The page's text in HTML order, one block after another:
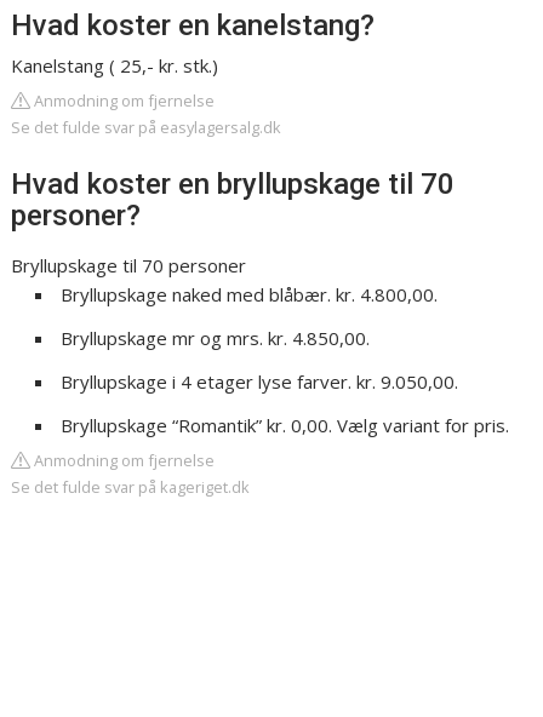
Hvad koster en kanelstang?
Kanelstang ( 25,- kr. stk.)
Anmodning om fjernelse
Se det fulde svar på easylagersalg.dk
Hvad koster en bryllupskage til 70
personer?
Bryllupskage til 70 personer
Bryllupskage naked med blåbær. kr. 4.800,00.
Bryllupskage mr og mrs. kr. 4.850,00.
Bryllupskage i 4 etager lyse farver. kr. 9.050,00.
Bryllupskage “Romantik” kr. 0,00. Vælg variant for pris.
Anmodning om fjernelse
Se det fulde svar på kageriget.dk